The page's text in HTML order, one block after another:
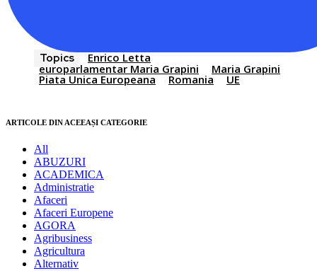
Topics
Enrico Letta
europarlamentar Maria Grapini
Maria Grapini
Piata Unica Europeana Romania UE
ARTICOLE DIN ACEEAȘI CATEGORIE
All
ABUZURI
ACADEMICA
Administratie
Afaceri
Afaceri Europene
AGORA
Agribusiness
Agricultura
Alternativ